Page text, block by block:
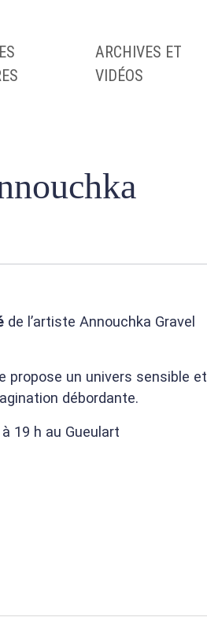
ARCHIVES ET
VIDÉOS
de l’artiste Annouchka Gravel
propose un univers sensible et
débordante.
19 h au Gueulart